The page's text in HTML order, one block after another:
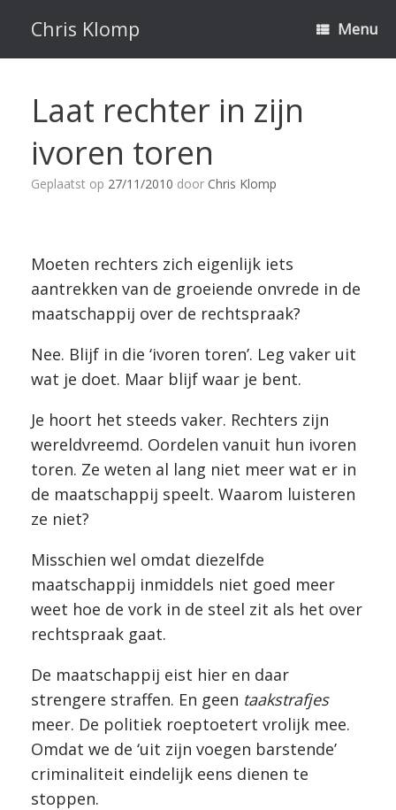
inhoud
Chris Klomp Menu
Laat rechter in zijn
ivoren toren
Geplaatst op 27/11/2010 door Chris Klomp
Moeten rechters zich eigenlijk iets
aantrekken van de groeiende onvrede in de
maatschappij over de rechtspraak?
Nee. Blijf in die ‘ivoren toren’. Leg vaker uit
wat je doet. Maar blijf waar je bent.
Je hoort het steeds vaker. Rechters zijn
wereldvreemd. Oordelen vanuit hun ivoren
toren. Ze weten al lang niet meer wat er in
de maatschappij speelt. Waarom luisteren
ze niet?
Misschien wel omdat diezelfde
maatschappij inmiddels niet goed meer
weet hoe de vork in de steel zit als het over
rechtspraak gaat.
De maatschappij eist hier en daar
strengere straffen. En geen taakstrafjes
meer. De politiek roeptoetert vrolijk mee.
Omdat we de ‘uit zijn voegen barstende’
criminaliteit eindelijk eens dienen te
stoppen.